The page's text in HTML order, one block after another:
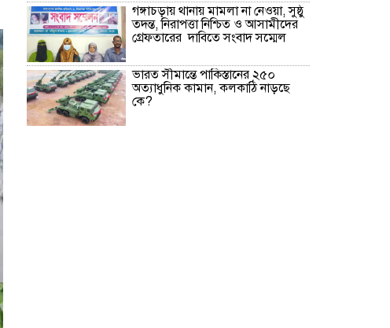
গঙ্গাচড়ায় থানায় মামলা না নেওয়া, সুষ্ঠু
তদন্ত, নিরাপত্তা নিশ্চিত ও আসামীদের
গ্রেফতারের দাবিতে সংবাদ সম্মেল
ভারত সীমান্তে পাকিস্তানের ২৫০
অত্যাধুনিক কামান, কলকাঠি নাড়ছে
কে?